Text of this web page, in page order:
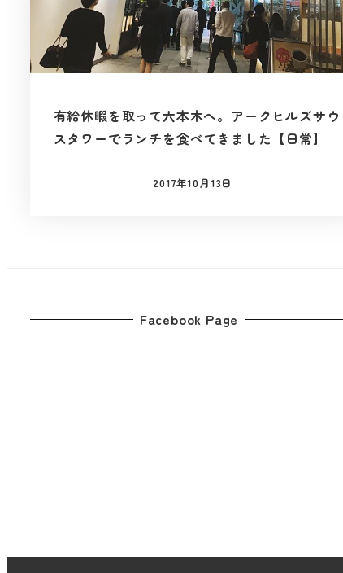
有給休暇を取って六本木へ。アークヒルズサウ
スタワーでランチを食べてきました【日常】
投稿日
2017年10月13日
Facebook Page